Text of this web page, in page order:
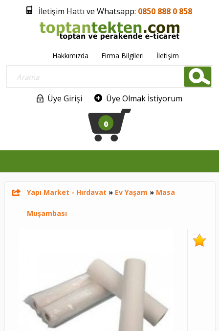
İletişim Hattı ve Whatsapp: 0850 888 0 858
Hakkımızda Firma Bilgileri İletişim
Üye Girişi Üye Olmak İstiyorum
0
Yapı Market - Hırdavat » Ev Yaşam » Masa
Muşambası